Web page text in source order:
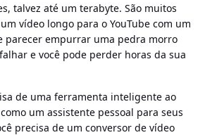
talvez até um terabyte. São muitos
vídeo longo para o YouTube com um
parecer empurrar uma pedra morro
e você pode perder horas da sua
de uma ferramenta inteligente ao
um assistente pessoal para seus
precisa de um conversor de vídeo